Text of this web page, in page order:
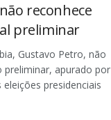
reconhece
preliminar
Gustavo Petro, não
preliminar, apurado por
presidenciais